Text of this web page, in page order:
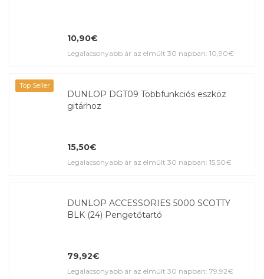
10,90€
Legalacsonyabb ár az elmúlt 30 napban: 10,90€
Top Seller
DUNLOP DGT09 Többfunkciós eszköz
gitárhoz
15,50€
Legalacsonyabb ár az elmúlt 30 napban: 15,50€
DUNLOP ACCESSORIES 5000 SCOTTY
BLK (24) Pengetőtartó
79,92€
Legalacsonyabb ár az elmúlt 30 napban: 79,92€